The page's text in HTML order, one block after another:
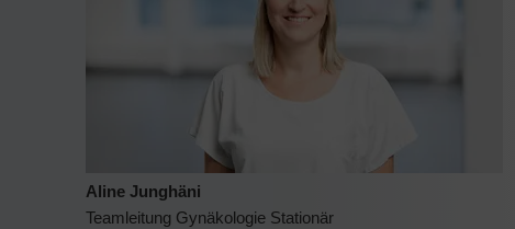
Aline Junghäni
Teamleitung Gynäkologie Stationär